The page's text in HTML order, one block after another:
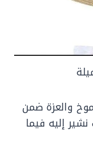
والعزة ضمن
إليه فيما